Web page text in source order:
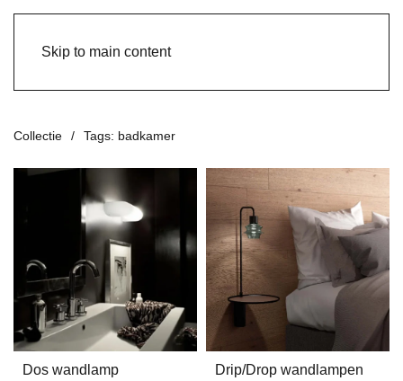
Skip to main content
Collectie Tags: badkamer
Dos wandlamp Drip/Drop wandlampen